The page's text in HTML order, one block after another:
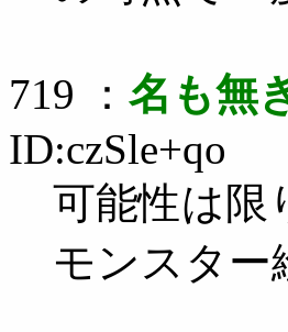
719 ： 名も無
ID:czSle+qo
可能性は限
モンスター